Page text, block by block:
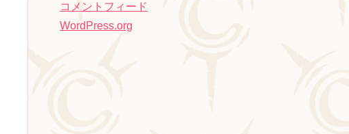
コメントフィード
WordPress.org